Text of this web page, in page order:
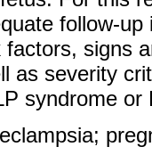
follow-
factors, signs
as severity
syndrome